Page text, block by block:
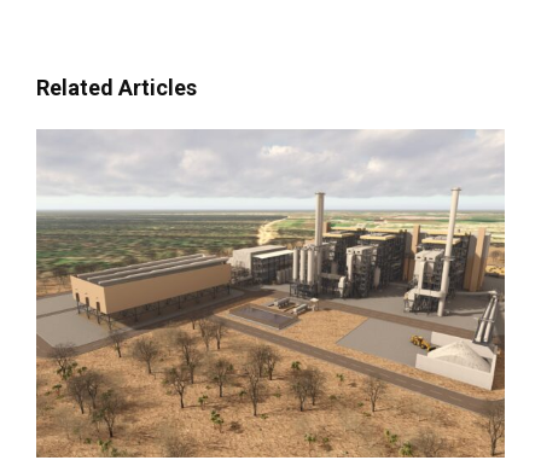
Related Articles